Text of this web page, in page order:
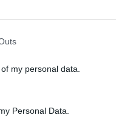
my personal data.
Personal Data.